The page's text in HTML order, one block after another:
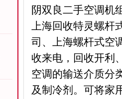
阴双良二手空调机
上海回收特灵螺
司、上海螺杆式空
收来电，回收开利
空调的输送介质分
及制冷剂。可将家